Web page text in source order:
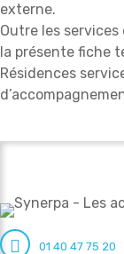
externe.
Outre les services
la présente fiche
Résidences
01 40 47 75 20